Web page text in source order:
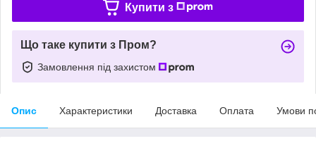
Купити з
Що таке купити з Пром?
Замовлення під захистом
Опис Характеристики Доставка Оплата Умови